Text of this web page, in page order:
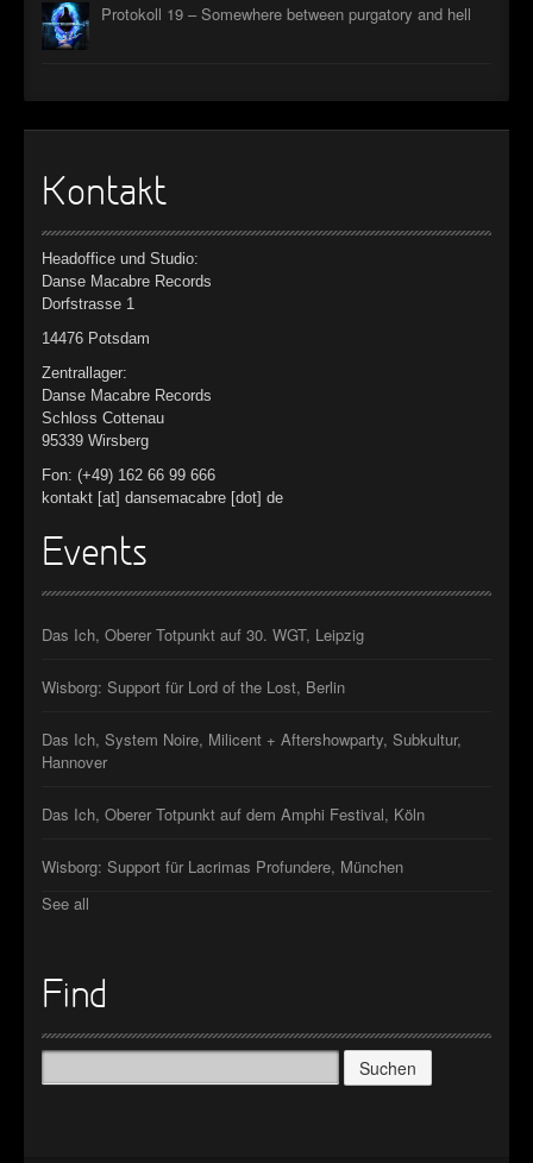
Protokoll 19 – Somewhere between purgatory and hell
Kontakt
Headoffice und Studio:
Danse Macabre Records
Dorfstrasse 1
14476 Potsdam
Zentrallager:
Danse Macabre Records
Schloss Cottenau
95339 Wirsberg
Fon: (+49) 162 66 99 666
kontakt [at] dansemacabre [dot] de
Events
Das Ich, Oberer Totpunkt auf 30. WGT, Leipzig
Wisborg: Support für Lord of the Lost, Berlin
Das Ich, System Noire, Milicent + Aftershowparty, Subkultur,
Hannover
Das Ich, Oberer Totpunkt auf dem Amphi Festival, Köln
Wisborg: Support für Lacrimas Profundere, München
See all
Find
Suchen
nach: